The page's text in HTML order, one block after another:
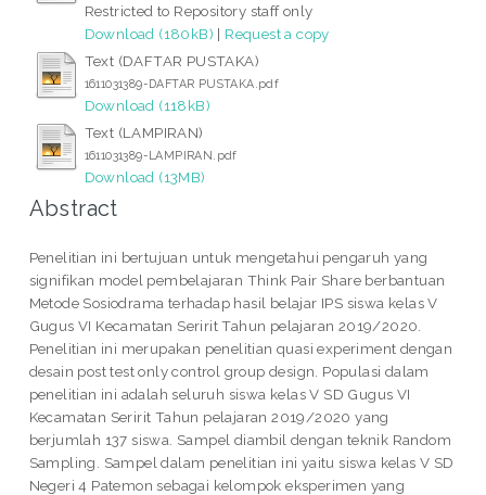
Restricted to Repository staff only
Download (180kB) | Request a copy
Text (DAFTAR PUSTAKA)
1611031389-DAFTAR PUSTAKA.pdf
Download (118kB)
Text (LAMPIRAN)
1611031389-LAMPIRAN.pdf
Download (13MB)
Abstract
Penelitian ini bertujuan untuk mengetahui pengaruh yang
signifikan model pembelajaran Think Pair Share berbantuan
Metode Sosiodrama terhadap hasil belajar IPS siswa kelas V
Gugus VI Kecamatan Seririt Tahun pelajaran 2019/2020.
Penelitian ini merupakan penelitian quasi experiment dengan
desain post test only control group design. Populasi dalam
penelitian ini adalah seluruh siswa kelas V SD Gugus VI
Kecamatan Seririt Tahun pelajaran 2019/2020 yang
berjumlah 137 siswa. Sampel diambil dengan teknik Random
Sampling. Sampel dalam penelitian ini yaitu siswa kelas V SD
Negeri 4 Patemon sebagai kelompok eksperimen yang